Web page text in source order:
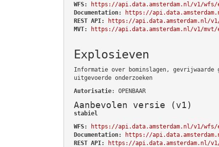
WFS:
https://api.data.amsterdam.nl/v1/wfs/
Documentation:
https://
REST API:
https://api.data.amsterdam.nl/v1/
MVT:
https://api.data.amsterdam.nl/v1/mvt/
Explosieven
Informatie over bominslagen, gevrijwaarde
uitgevoerde onderzoeken
Autorisatie: OPENBAAR
Aanbevolen versie (v1)
stabiel
WFS:
https://api.data.amsterdam.nl/v1/wfs/
Documentation:
https://
REST API:
https://api.data.amsterdam.nl/